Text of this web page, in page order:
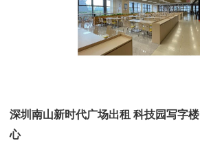
深圳南山新时代广场出租 科技园写字
心